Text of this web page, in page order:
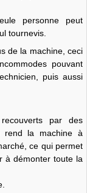
personne peut
tournevis.
de la machine, ceci
pouvant
puis aussi
par des
rend la machine à
ce qui permet
à démonter toute la